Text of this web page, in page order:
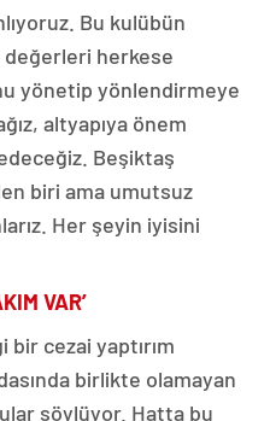
Bu kulübün
değerleri herkese
yönetip yönlendirmeye
altyapıya önem
Beşiktaş
biri ama umutsuz
Her şeyin iyisini
VAR’
bir cezai yaptırım
birlikte olamayan
söylüyor. Hatta bu